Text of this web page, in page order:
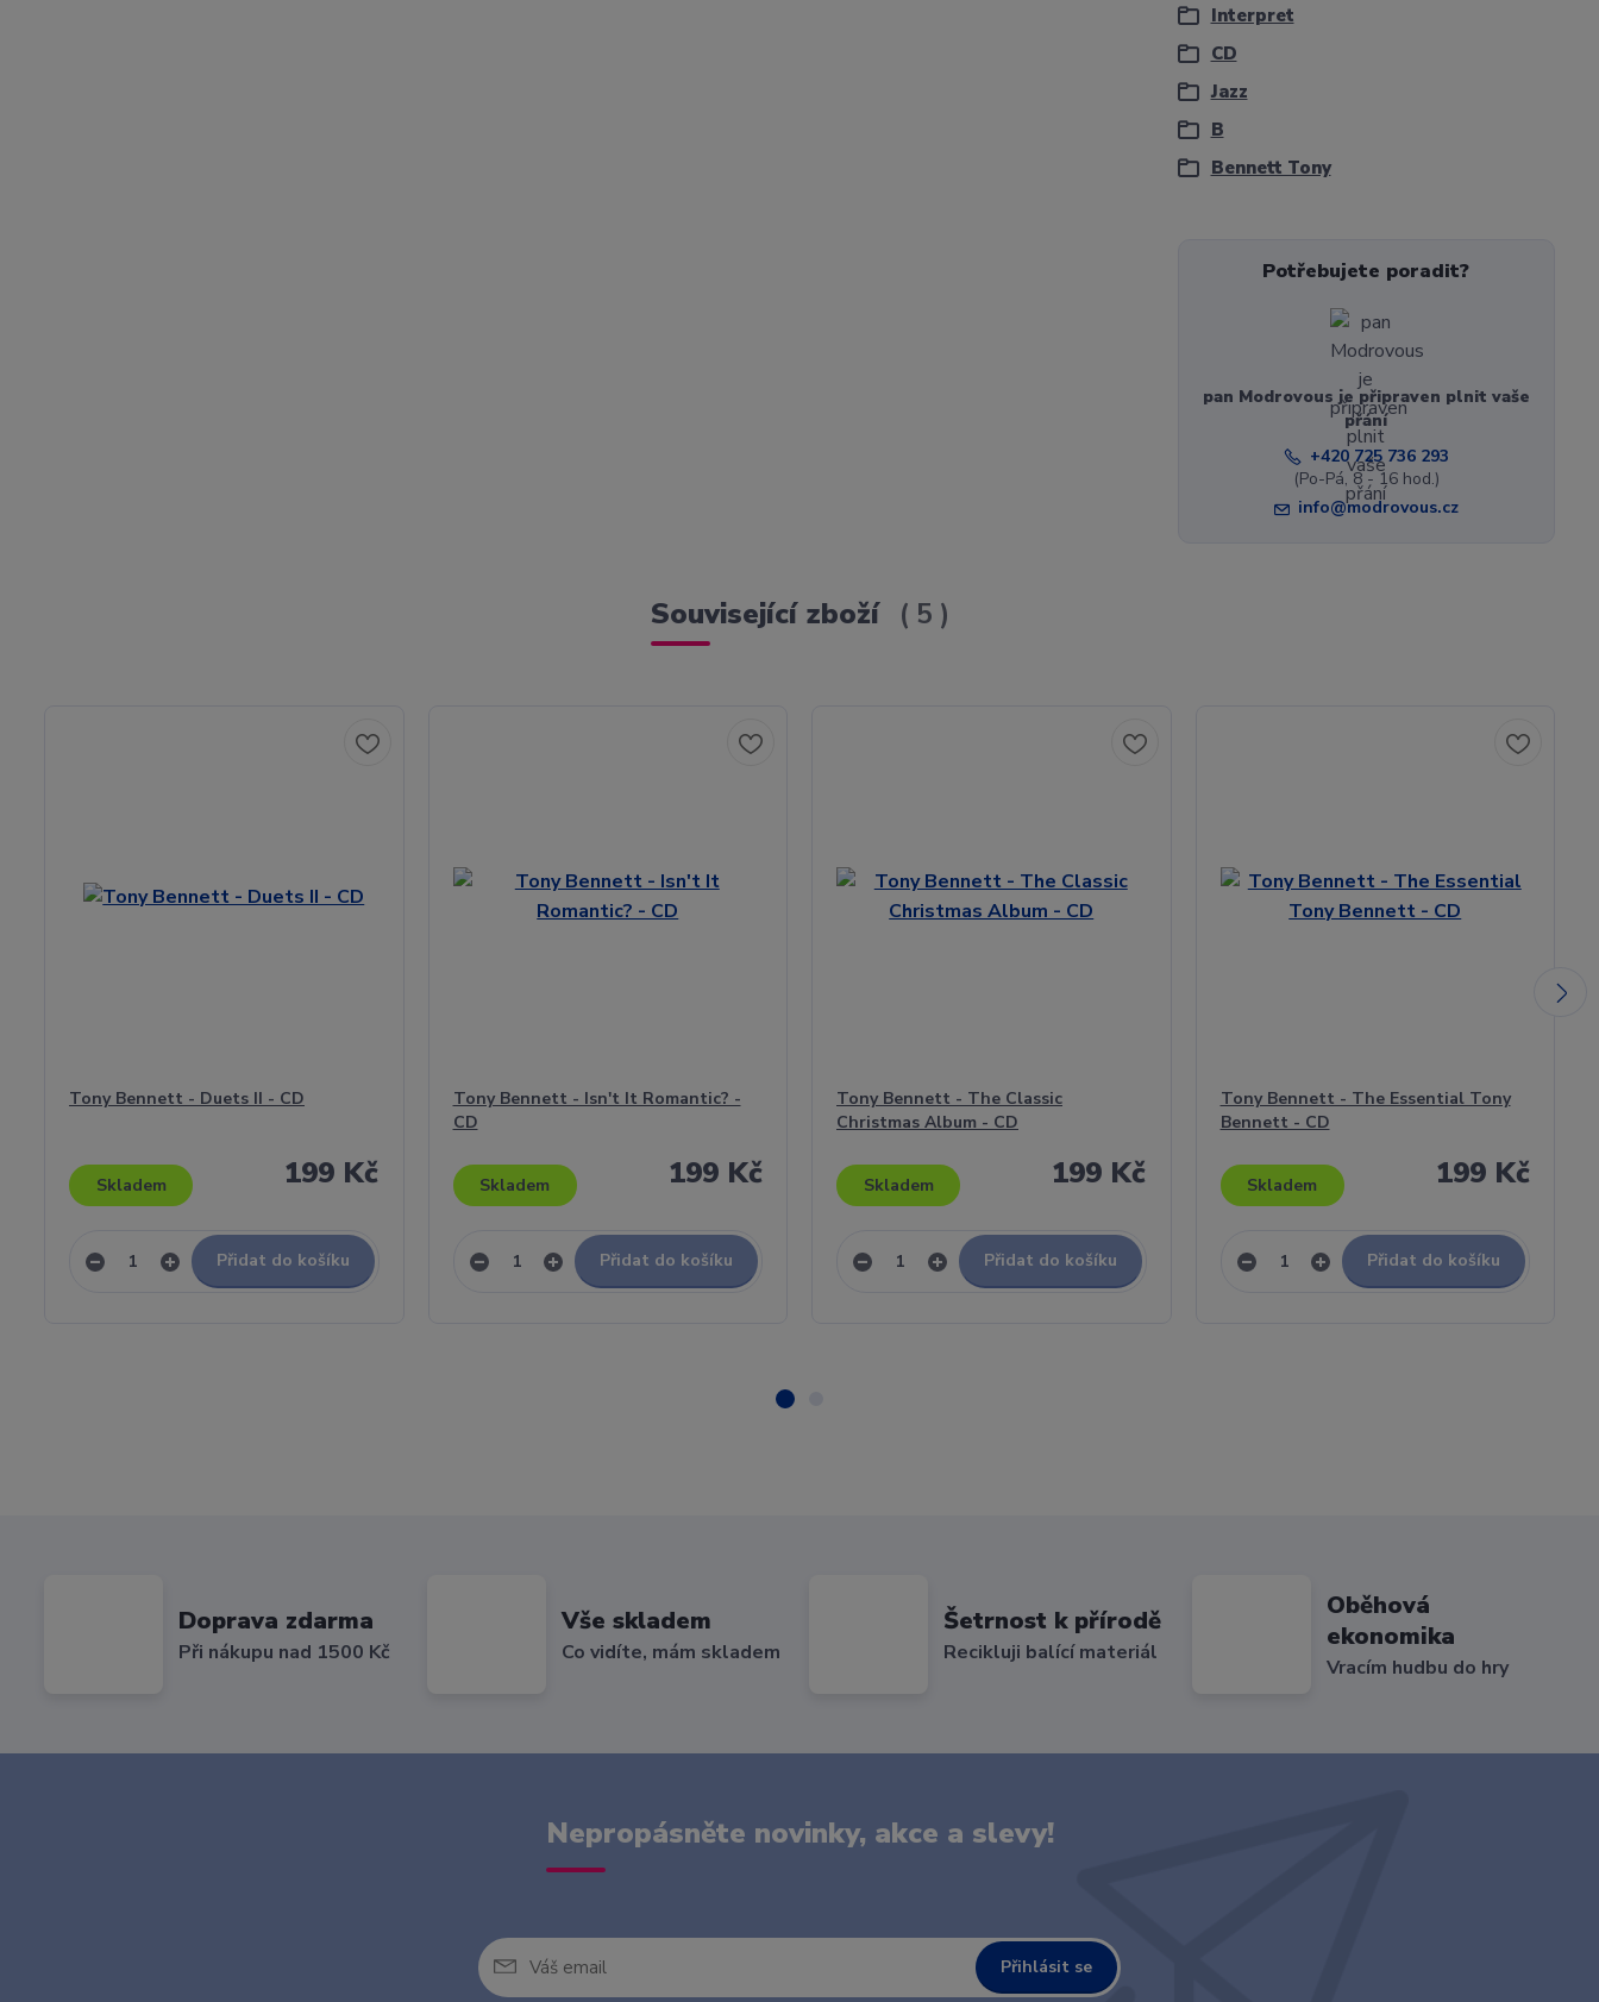
Interpret
CD
Jazz
B
Bennett Tony
Potřebujete poradit?
pan Modrovous je připraven plnit vaše
přání
+420 725 736 293
(Po-Pá, 8 - 16 hod.)
info@modrovous.cz
Související zboží 5
Tony Bennett - Duets II - CD
199 Kč
Skladem
Přidat do košíku
Tony Bennett - Isn't It Romantic? -
CD
199 Kč
Skladem
Přidat do košíku
Tony Bennett - The Classic
Christmas Album - CD
199 Kč
Skladem
Přidat do košíku
Tony Bennett - The Essential Tony
Bennett - CD
199 Kč
Skladem
Přidat do košíku
Doprava zdarma
Při nákupu nad 1500 Kč
Vše skladem
Co vidíte, mám skladem
Šetrnost k přírodě
Recikluji balící materiál
Oběhová
ekonomika
Vracím hudbu do hry
Nepropásněte novinky, akce a slevy!
Přihlásit se